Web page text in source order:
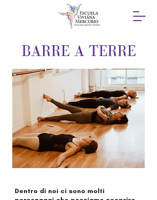
BARRE A TERRE
Dentro di noi ci sono molti